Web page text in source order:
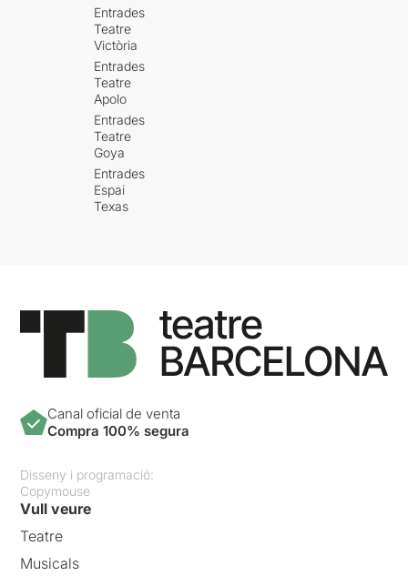
Entrades
Teatre
Victòria
Entrades
Teatre
Apolo
Entrades
Teatre
Goya
Entrades
Espai
Texas
Canal oficial de venta
Compra 100% segura
Disseny i programació:
Copymouse
Vull veure
Teatre
Musicals